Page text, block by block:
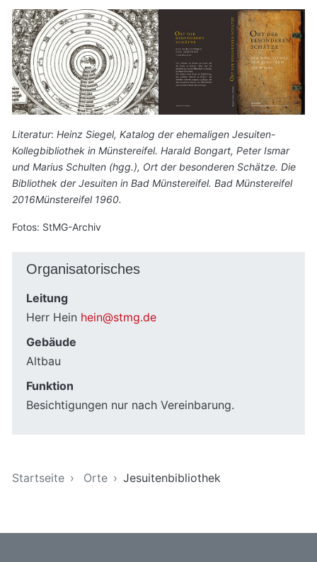
Literatur: Heinz Siegel, Katalog der ehemaligen Jesuiten-
Kollegbibliothek in Münstereifel. Harald Bongart, Peter Ismar
und Marius Schulten (hgg.), Ort der besonderen Schätze. Die
Bibliothek der Jesuiten in Bad Münstereifel. Bad Münstereifel
2016Münstereifel 1960.
Fotos: StMG-Archiv
Organisatorisches
Leitung
Herr Hein hein@stmg.de
Gebäude
Altbau
Funktion
Besichtigungen nur nach Vereinbarung.
Startseite
Orte Jesuitenbibliothek